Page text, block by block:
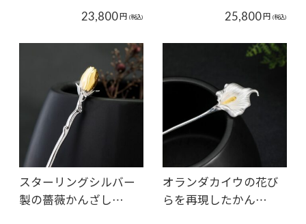
23,800円 (税込) 25,800円 (税込)
スターリングシルバー
製の薔薇かんざし…
オランダカイウの花び
らを再現したかん…